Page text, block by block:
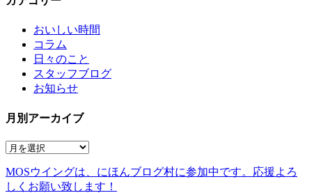
おいしい時間
コラム
日々のこと
スタッフブログ
お知らせ
月別アーカイブ
MOSウイングは、にほんブログ村に参加中です。 応援よろ
しくお願い致します！